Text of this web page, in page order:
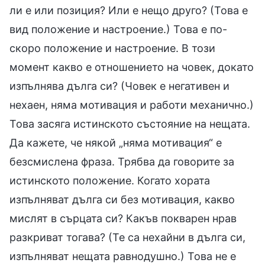
ли е или позиция? Или е нещо друго? (Това е
вид положение и настроение.) Това е по-
скоро положение и настроение. В този
момент какво е отношението на човек, докато
изпълнява дълга си? (Човек е негативен и
нехаен, няма мотивация и работи механично.)
Това засяга истинското състояние на нещата.
Да кажете, че някой „няма мотивация“ е
безсмислена фраза. Трябва да говорите за
истинското положение. Когато хората
изпълняват дълга си без мотивация, какво
мислят в сърцата си? Какъв покварен нрав
разкриват тогава? (Те са нехайни в дълга си,
изпълняват нещата равнодушно.) Това не е